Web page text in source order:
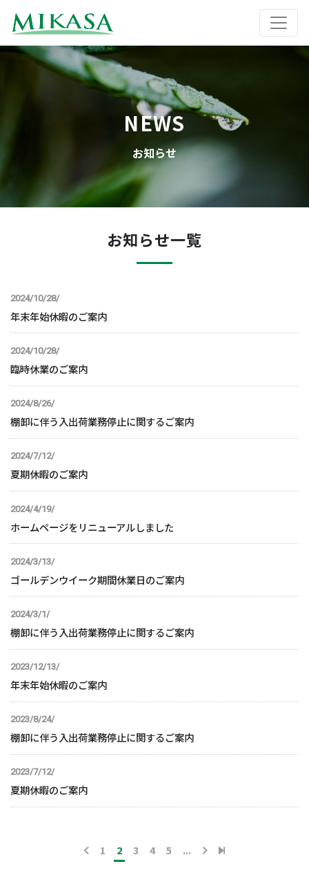
NEWS
お知らせ
お知らせ一覧
2024/10/28/
年末年始休暇のご案内
2024/10/28/
臨時休業のご案内
2024/8/26/
棚卸に伴う入出荷業務停止に関するご案内
2024/7/12/
夏期休暇のご案内
2024/4/19/
ホームページをリニューアルしました
2024/3/13/
ゴールデンウイーク期間休業日のご案内
2024/3/1/
棚卸に伴う入出荷業務停止に関するご案内
2023/12/13/
年末年始休暇のご案内
2023/8/24/
棚卸に伴う入出荷業務停止に関するご案内
2023/7/12/
夏期休暇のご案内
1 2 3 4 5 ...